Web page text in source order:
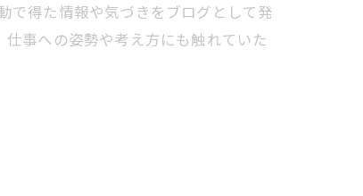
で得た情報や気づきをブログとして発
事への姿勢や考え方にも触れていた